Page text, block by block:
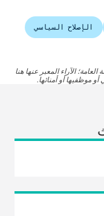
الإصلاح السياسي
الآراء المعبر عنها هنا
موظفيها أو أمنائها.